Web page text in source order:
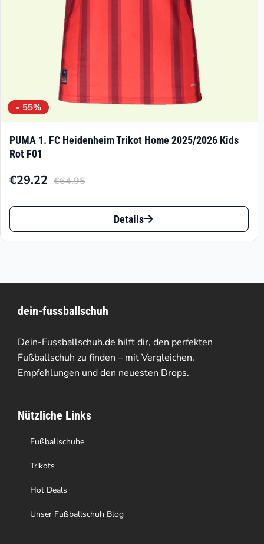
Produktseite
- 55%
PUMA 1. FC Heidenheim Trikot Home 2025/2026 Kids
Rot F01
€64.95
Ursprünglicher
Preis
€64.95
€29.22
Aktueller
Preis
€29.22.
Dieses
Produkt
auf.
Die
Optionen
können
der
Produktseite
gewählt
werden
Details
dein-fussballschuh
Dein-Fussballschuh.de hilft dir, den perfekten
Fußballschuh zu finden – mit Vergleichen,
Empfehlungen und den neuesten Drops.
Nützliche Links
Fußballschuhe
Trikots
Hot Deals
Unser Fußballschuh Blog